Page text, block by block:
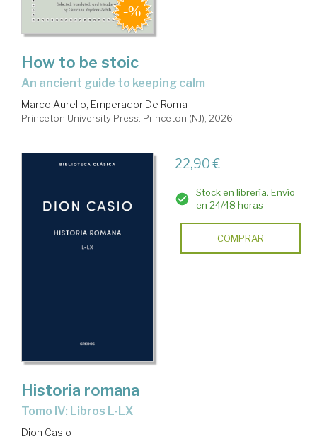
How to be stoic
an ancient guide to keeping calm
Marco Aurelio, Emperador De Roma
Princeton University Press. Princeton (NJ), 2026
22,90 €
Stock en librería. Envío
en 24/48 horas
COMPRAR
Historia romana
Tomo IV: Libros L-LX
Dion Casio